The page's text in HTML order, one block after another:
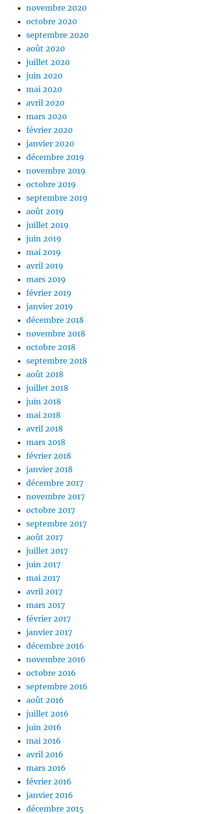
novembre 2020
octobre 2020
septembre 2020
août 2020
juillet 2020
juin 2020
mai 2020
avril 2020
mars 2020
février 2020
janvier 2020
décembre 2019
novembre 2019
octobre 2019
septembre 2019
août 2019
juillet 2019
juin 2019
mai 2019
avril 2019
mars 2019
février 2019
janvier 2019
décembre 2018
novembre 2018
octobre 2018
septembre 2018
août 2018
juillet 2018
juin 2018
mai 2018
avril 2018
mars 2018
février 2018
janvier 2018
décembre 2017
novembre 2017
octobre 2017
septembre 2017
août 2017
juillet 2017
juin 2017
mai 2017
avril 2017
mars 2017
février 2017
janvier 2017
décembre 2016
novembre 2016
octobre 2016
septembre 2016
août 2016
juillet 2016
juin 2016
mai 2016
avril 2016
mars 2016
février 2016
janvier 2016
décembre 2015